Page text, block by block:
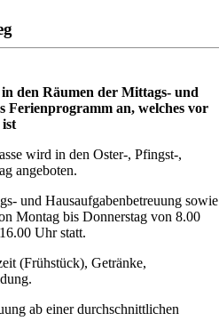
den Räumen der Mittags- und
Ferienprogramm an, welches vor
wird in den Oster-, Pfingst-,
angeboten.
und Hausaufgabenbetreuung sowie
Montag bis Donnerstag von 8.00
Uhr statt.
(Frühstück), Getränke,
ab einer durchschnittlichen